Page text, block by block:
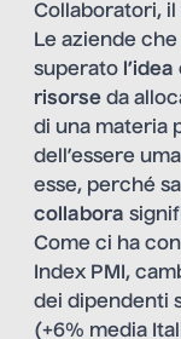
Collaboratori,
Le aziende
superato
risorse da
di una materia
dell’essere
esse, perché
collabora
Come ci ha
Index PMI,
dei dipendenti
(+6% media